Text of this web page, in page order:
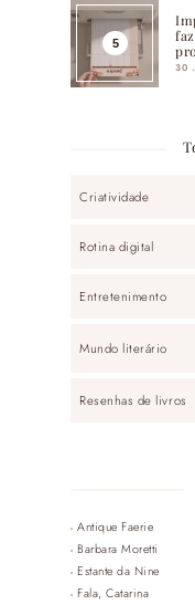
30
Criatividade
Rotina digital
Entretenimento
Mundo literário
Resenhas de livros
Antique Faerie
Barbara Moretti
Estante da Nine
Fala, Catarina